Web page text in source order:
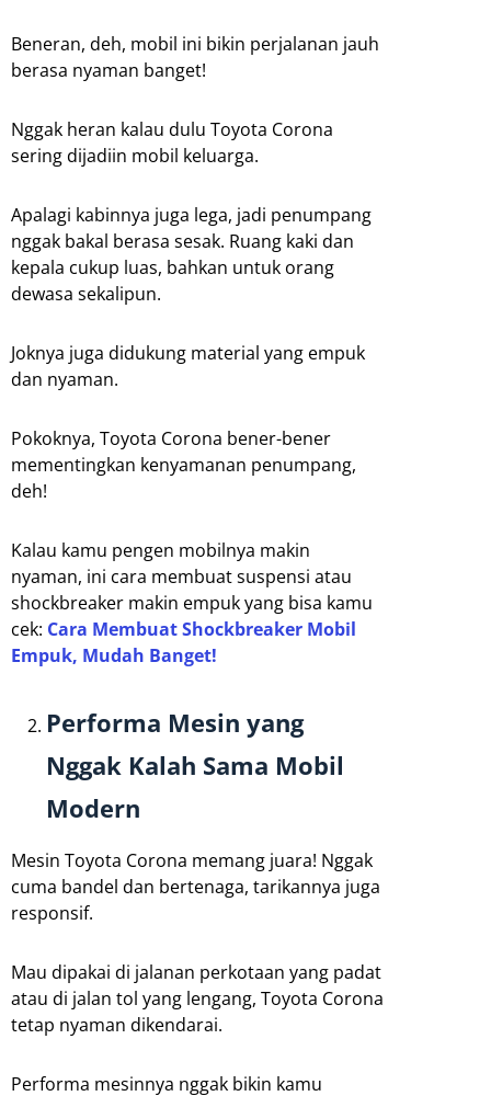
Beneran, deh, mobil ini bikin perjalanan jauh
berasa nyaman banget!
Nggak heran kalau dulu Toyota Corona
sering dijadiin mobil keluarga.
Apalagi kabinnya juga lega, jadi penumpang
nggak bakal berasa sesak. Ruang kaki dan
kepala cukup luas, bahkan untuk orang
dewasa sekalipun.
Joknya juga didukung material yang empuk
dan nyaman.
Pokoknya, Toyota Corona bener-bener
mementingkan kenyamanan penumpang,
deh!
Kalau kamu pengen mobilnya makin
nyaman, ini cara membuat suspensi atau
shockbreaker makin empuk yang bisa kamu
cek: Cara Membuat Shockbreaker Mobil
Empuk, Mudah Banget!
Performa Mesin yang
Nggak Kalah Sama Mobil
Modern
Mesin Toyota Corona memang juara! Nggak
cuma bandel dan bertenaga, tarikannya juga
responsif.
Mau dipakai di jalanan perkotaan yang padat
atau di jalan tol yang lengang, Toyota Corona
tetap nyaman dikendarai.
Performa mesinnya nggak bikin kamu